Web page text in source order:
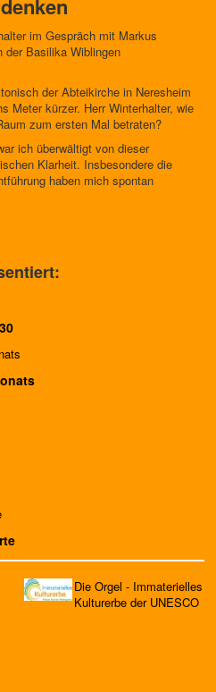
im Gespräch mit Markus
der Basilika Wiblingen
der Abteikirche in Neresheim
Meter kürzer. Herr Winterhalter, wie
zum ersten Mal betraten?
ich überwältigt von dieser
Klarheit. Insbesondere die
haben mich spontan
Die Orgel - Immaterielles
Kulturerbe der UNESCO